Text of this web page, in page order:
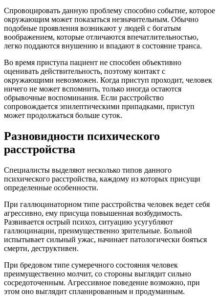
Спровоцировать данную проблему способно событие, которое
окружающим может показаться незначительным. Обычно
подобные проявления возникают у людей с богатым
воображением, которые отличаются впечатлительностью,
легко поддаются внушению и впадают в состояние транса.
Во время приступа пациент не способен объективно
оценивать действительность, поэтому контакт с
окружающими невозможен. Когда приступ проходит, человек
ничего не может вспомнить, только иногда остаются
обрывочные воспоминания. Если расстройство
сопровождается эпилептическими припадками, приступ
может продолжаться больше суток.
Разновидности психического
расстройства
Специалисты выделяют несколько типов данного
психического расстройства, каждому из которых присущи
определенные особенности.
При галлюцинаторном типе расстройства человек ведет себя
агрессивно, ему присуща повышенная возбудимость.
Развивается острый психоз, ситуацию усугубляют
галлюцинации, преимущественно зрительные. Больной
испытывает сильный ужас, начинает патологически бояться
смерти, деструктивен.
При бредовом типе сумеречного состояния человек
преимущественно молчит, со стороны выглядит сильно
сосредоточенным. Агрессивное поведение возможно, при
этом оно выглядит спланированным и продуманным.